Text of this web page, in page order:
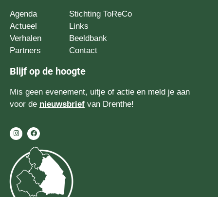
Agenda
Actueel
Verhalen
Partners
Stichting ToReCo
Links
Beeldbank
Contact
Blijf op de hoogte
Mis geen evenement, uitje of actie en meld je aan
voor de nieuwsbrief van Drenthe!